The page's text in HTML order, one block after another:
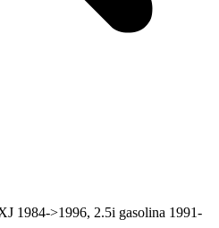
1984->1996, 2.5i gasolina 1991-